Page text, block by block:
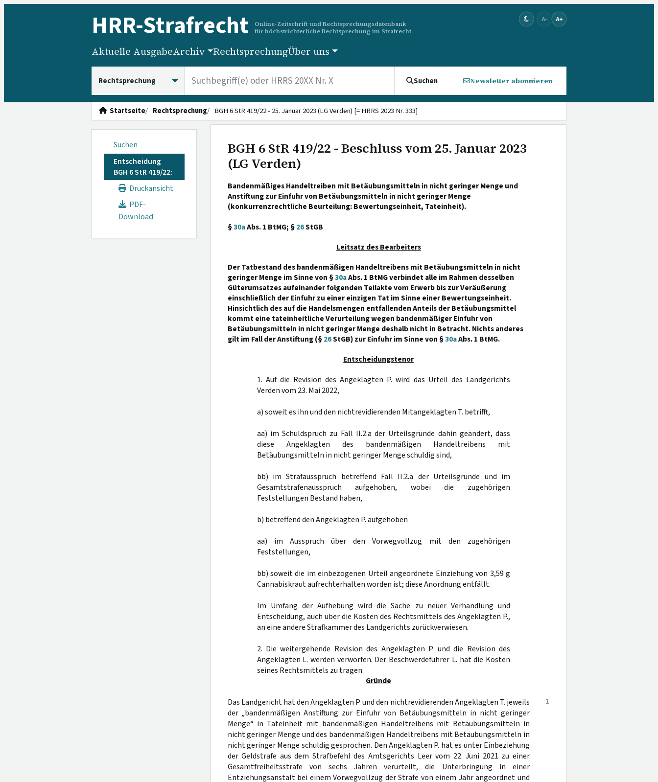
HRR-Strafrecht
Online-Zeitschrift und Rechtsprechungsdatenbank
für höchstrichterliche Rechtsprechung im Strafrecht
A- A+
Aktuelle AusgabeArchiv RechtsprechungÜber uns
Suchen Newsletter abonnieren
Startseite Rechtsprechung BGH 6 StR 419/22 - 25. Januar 2023 (LG Verden) [= HRRS 2023 Nr. 333]
Suchen
Entscheidung
BGH 6 StR 419/22:
Druckansicht
PDF-
Download
BGH 6 StR 419/22 - Beschluss vom 25. Januar 2023
(LG Verden)
Bandenmäßiges Handeltreiben mit Betäubungsmitteln in nicht geringer Menge und
Anstiftung zur Einfuhr von Betäubungsmitteln in nicht geringer Menge
(konkurrenzrechtliche Beurteilung: Bewertungseinheit, Tateinheit).
§30aAbs. 1 BtMG; §26StGB
Leitsatz des Bearbeiters
Der Tatbestand des bandenmäßigen Handeltreibens mit Betäubungsmitteln in nicht
geringer Menge im Sinne von §30aAbs. 1 BtMG verbindet alle im Rahmen desselben
Güterumsatzes aufeinander folgenden Teilakte vom Erwerb bis zur Veräußerung
einschließlich der Einfuhr zu einer einzigen Tat im Sinne einer Bewertungseinheit.
Hinsichtlich des auf die Handelsmengen entfallenden Anteils der Betäubungsmittel
kommt eine tateinheitliche Verurteilung wegen bandenmäßiger Einfuhr von
Betäubungsmitteln in nicht geringer Menge deshalb nicht in Betracht. Nichts anderes
gilt im Fall der Anstiftung (§26StGB) zur Einfuhr im Sinne von §30aAbs. 1 BtMG.
Entscheidungstenor
1. Auf die Revision des Angeklagten P. wird das Urteil des Landgerichts
Verden vom 23. Mai 2022,
a) soweit es ihn und den nichtrevidierenden Mitangeklagten T. betrifft,
aa) im Schuldspruch zu Fall II.2.a der Urteilsgründe dahin geändert, dass
diese Angeklagten des bandenmäßigen Handeltreibens mit
Betäubungsmitteln in nicht geringer Menge schuldig sind,
bb) im Strafausspruch betreffend Fall II.2.a der Urteilsgründe und im
Gesamtstrafenausspruch aufgehoben, wobei die zugehörigen
Feststellungen Bestand haben,
b) betreffend den Angeklagten P. aufgehoben
aa) im Ausspruch über den Vorwegvollzug mit den zugehörigen
Feststellungen,
bb) soweit die im einbezogenen Urteil angeordnete Einziehung von 3,59 g
Cannabiskraut aufrechterhalten worden ist; diese Anordnung entfällt.
Im Umfang der Aufhebung wird die Sache zu neuer Verhandlung und
Entscheidung, auch über die Kosten des Rechtsmittels des Angeklagten P.,
an eine andere Strafkammer des Landgerichts zurückverwiesen.
2. Die weitergehende Revision des Angeklagten P. und die Revision des
Angeklagten L. werden verworfen. Der Beschwerdeführer L. hat die Kosten
seines Rechtsmittels zu tragen.
Gründe
1
Das Landgericht hat den Angeklagten P. und den nichtrevidierenden Angeklagten T. jeweils
der „bandenmäßigen Anstiftung zur Einfuhr von Betäubungsmitteln in nicht geringer
Menge“ in Tateinheit mit bandenmäßigen Handeltreibens mit Betäubungsmitteln in
nicht geringer Menge und des bandenmäßigen Handeltreibens mit Betäubungsmitteln in
nicht geringer Menge schuldig gesprochen. Den Angeklagten P. hat es unter Einbeziehung
der Geldstrafe aus dem Strafbefehl des Amtsgerichts Leer vom 22. Juni 2021 zu einer
Gesamtfreiheitsstrafe von sechs Jahren verurteilt, die Unterbringung in einer
Entziehungsanstalt bei einem Vorwegvollzug der Strafe von einem Jahr angeordnet und